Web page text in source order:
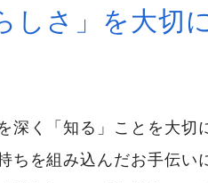
しさ」を大切
深く「知る」ことを大切
ちを組み込んだお手伝い